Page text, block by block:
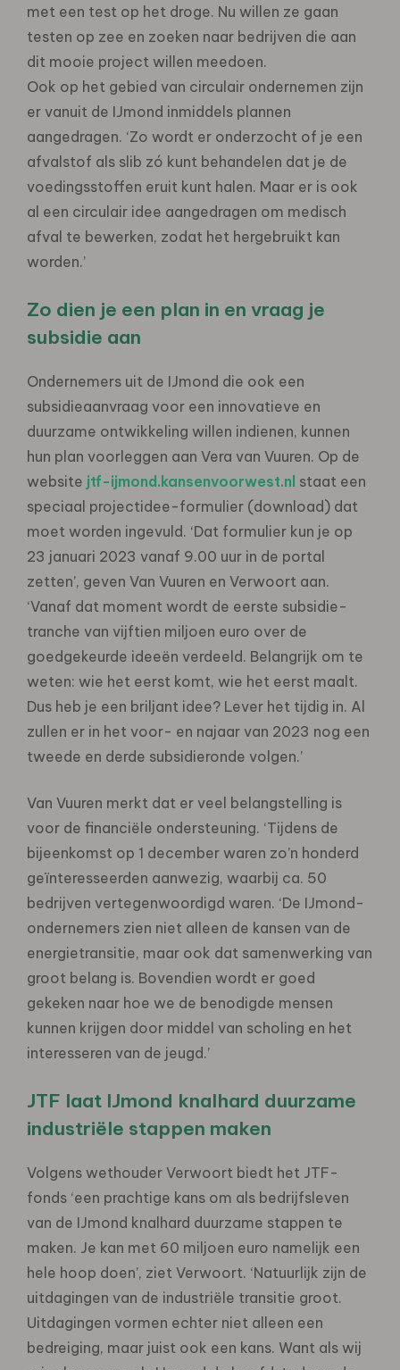
met een test op het droge. Nu willen ze gaan
testen op zee en zoeken naar bedrijven die aan
dit mooie project willen meedoen.
Ook op het gebied van circulair ondernemen zijn
er vanuit de IJmond inmiddels plannen
aangedragen. ‘Zo wordt er onderzocht of je een
afvalstof als slib zó kunt behandelen dat je de
voedingsstoffen eruit kunt halen. Maar er is ook
al een circulair idee aangedragen om medisch
afval te bewerken, zodat het hergebruikt kan
worden.’
Zo dien je een plan in en vraag je
subsidie aan
Ondernemers uit de IJmond die ook een
subsidieaanvraag voor een innovatieve en
duurzame ontwikkeling willen indienen, kunnen
hun plan voorleggen aan Vera van Vuuren. Op de
website jtf-ijmond.kansenvoorwest.nl staat een
speciaal projectidee-formulier (download) dat
moet worden ingevuld. ‘Dat formulier kun je op
23 januari 2023 vanaf 9.00 uur in de portal
zetten’, geven Van Vuuren en Verwoort aan.
‘Vanaf dat moment wordt de eerste subsidie-
tranche van vijftien miljoen euro over de
goedgekeurde ideeën verdeeld. Belangrijk om te
weten: wie het eerst komt, wie het eerst maalt.
Dus heb je een briljant idee? Lever het tijdig in. Al
zullen er in het voor- en najaar van 2023 nog een
tweede en derde subsidieronde volgen.’
Van Vuuren merkt dat er veel belangstelling is
voor de financiële ondersteuning. ‘Tijdens de
bijeenkomst op 1 december waren zo’n honderd
geïnteresseerden aanwezig, waarbij ca. 50
bedrijven vertegenwoordigd waren. ‘De IJmond-
ondernemers zien niet alleen de kansen van de
energietransitie, maar ook dat samenwerking van
groot belang is. Bovendien wordt er goed
gekeken naar hoe we de benodigde mensen
kunnen krijgen door middel van scholing en het
interesseren van de jeugd.’
JTF laat IJmond knalhard duurzame
industriële stappen maken
Volgens wethouder Verwoort biedt het JTF-
fonds ‘een prachtige kans om als bedrijfsleven
van de IJmond knalhard duurzame stappen te
maken. Je kan met 60 miljoen euro namelijk een
hele hoop doen’, ziet Verwoort. ‘Natuurlijk zijn de
uitdagingen van de industriële transitie groot.
Uitdagingen vormen echter niet alleen een
bedreiging, maar juist ook een kans. Want als wij